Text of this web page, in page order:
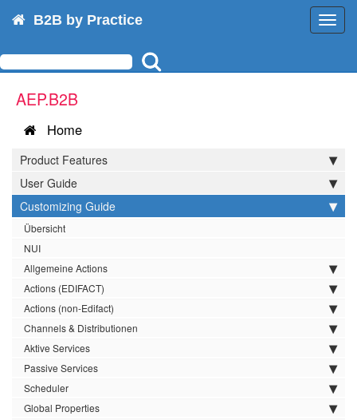
B2B by Practice
AEP.B2B
Home
Product Features
User Guide
Customizing Guide
Übersicht
NUI
Allgemeine Actions
Actions (EDIFACT)
Actions (non-Edifact)
Channels & Distributionen
Aktive Services
Passive Services
Scheduler
Global Properties